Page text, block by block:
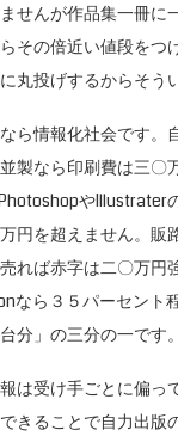
せんが作品集一冊
その倍近い値段を
丸投げするからそう
ら情報化社会です。
製なら印刷費は三〇
やIllustrater
円を超えません。販
れば赤字は二〇万
なら３５パーセン
分」の三分の一です。
は受け手ごとに偏っ
きることで自力出